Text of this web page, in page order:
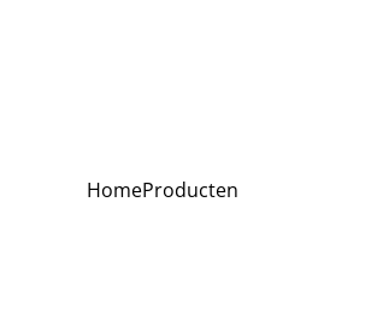
HomeProducten